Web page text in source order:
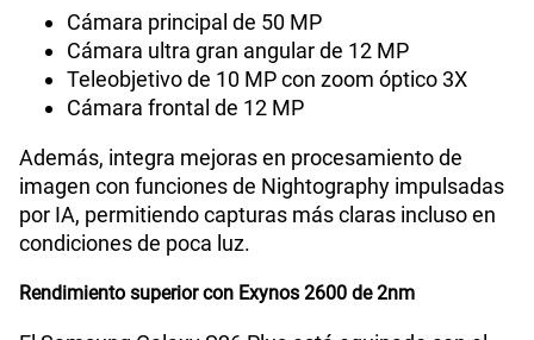
Compatibilidad con eSIM
Su tamaño lo convierte en el equilibrio perfecto
entre productividad y entretenimiento.
Sistema de cámaras avanzadas con zoom óptico
El Samsung S26 Plus mantiene el sistema
profesional de triple cámara:
Cámara principal de 50 MP
Cámara ultra gran angular de 12 MP
Teleobjetivo de 10 MP con zoom óptico 3X
Cámara frontal de 12 MP